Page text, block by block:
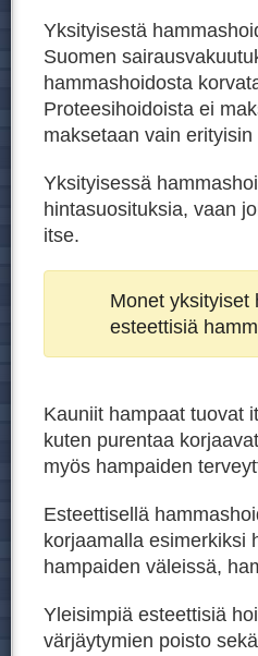
Yksityisestä
Suomen
hammashoidosta
Proteesihoidoista ei
maksetaan vain erityisin
Yksityisessä
hintasuosituksia, vaan
itse.
Monet yksityiset
esteettisiä
Kauniit hampaat tuovat
kuten purentaa
myös hampaiden
Esteettisellä
korjaamalla esimerkiksi
hampaiden väleissä,
Yleisimpiä esteettisiä
värjäytymien poisto